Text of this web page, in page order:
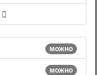
можно
можно